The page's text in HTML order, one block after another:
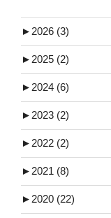
► 2026 (3)
► 2025 (2)
► 2024 (6)
► 2023 (2)
► 2022 (2)
► 2021 (8)
► 2020 (22)